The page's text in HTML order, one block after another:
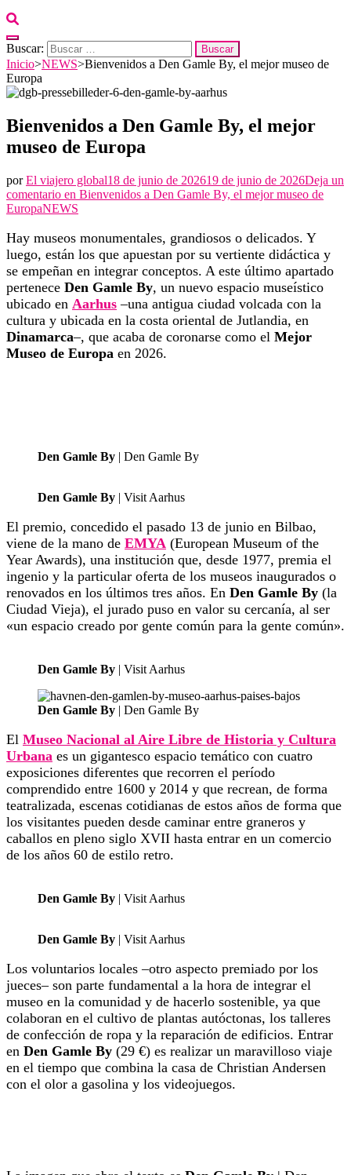
Buscar:
Inicio>NEWS>Bienvenidos a Den Gamle By, el mejor museo de
Europa
Bienvenidos a Den Gamle By, el mejor
museo de Europa
porEl viajero global18 de junio de 202619 de junio de 2026Deja un
comentario en Bienvenidos a Den Gamle By, el mejor museo de
EuropaNEWS
Hay museos monumentales, grandiosos o delicados. Y
luego, están los que apuestan por su vertiente didáctica y
se empeñan en integrar conceptos. A este último apartado
pertenece Den Gamle By, un nuevo espacio museístico
ubicado en Aarhus –una antigua ciudad volcada con la
cultura y ubicada en la costa oriental de Jutlandia, en
Dinamarca–, que acaba de coronarse como el Mejor
Museo de Europa en 2026.
Den Gamle By | Den Gamle By
Den Gamle By | Visit Aarhus
El premio, concedido el pasado 13 de junio en Bilbao,
viene de la mano de EMYA (European Museum of the
Year Awards), una institución que, desde 1977, premia el
ingenio y la particular oferta de los museos inaugurados o
renovados en los últimos tres años. En Den Gamle By (la
Ciudad Vieja), el jurado puso en valor su cercanía, al ser
«un espacio creado por gente común para la gente común».
Den Gamle By | Visit Aarhus
Den Gamle By | Den Gamle By
El Museo Nacional al Aire Libre de Historia y Cultura
Urbana es un gigantesco espacio temático con cuatro
exposiciones diferentes que recorren el período
comprendido entre 1600 y 2014 y que recrean, de forma
teatralizada, escenas cotidianas de estos años de forma que
los visitantes pueden desde caminar entre graneros y
caballos en pleno siglo XVII hasta entrar en un comercio
de los años 60 de estilo retro.
Den Gamle By | Visit Aarhus
Den Gamle By | Visit Aarhus
Los voluntarios locales –otro aspecto premiado por los
jueces– son parte fundamental a la hora de integrar el
museo en la comunidad y de hacerlo sostenible, ya que
colaboran en el cultivo de plantas autóctonas, los talleres
de confección de ropa y la reparación de edificios. Entrar
en Den Gamle By (29 €) es realizar un maravilloso viaje
en el tiempo que combina la casa de Christian Andersen
con el olor a gasolina y los videojuegos.